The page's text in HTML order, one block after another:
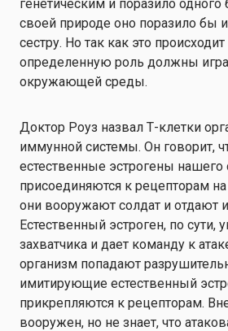
генетическим и поразило одного
своей природе оно поразило бы
сестру. Но так как это
определенную роль должны
окружающей среды.
Доктор Роуз назвал Т-клетки
иммунной системы. Он говорит,
естественные эстрогены нашего
присоединяются к рецепторам на
они вооружают солдат и отдают
Естественный эстроген, по сути,
захватчика и дает команду к
организм попадают
имитирующие естественный
прикрепляются к рецепторам.
вооружен, но не знает, что